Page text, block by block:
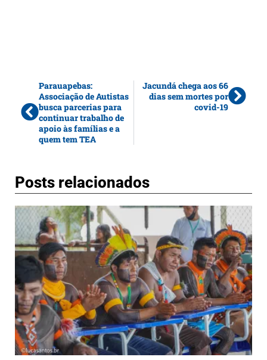
Parauapebas:
Associação de Autistas
busca parcerias para
continuar trabalho de
apoio às famílias e a
quem tem TEA
Jacundá chega aos 66
dias sem mortes por
covid-19
Posts relacionados